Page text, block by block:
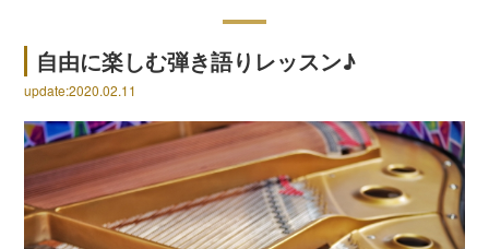
自由に楽しむ弾き語りレッスン♪
update:2020.02.11